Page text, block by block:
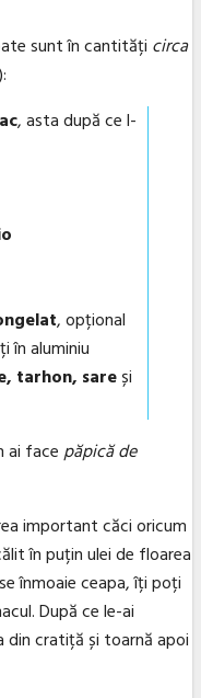
sunt în cantități circa
, asta după ce l-
, opțional
în aluminiu
tarhon, sareși
ai facepăpică de
important căci oricum
în puțin ulei de floarea
înmoaie ceapa, îți poți
După ce le-ai
cratiță și toarnă apoi